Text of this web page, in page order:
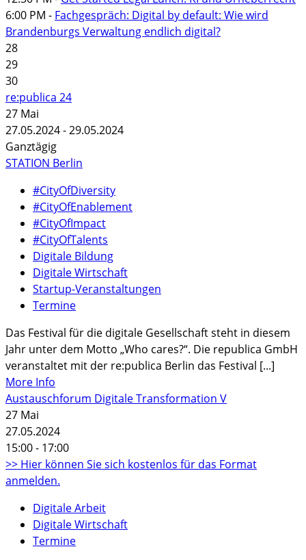
6:00 PM - Fachgespräch: Digital by default: Wie wird
Brandenburgs Verwaltung endlich digital?
28
29
30
re:publica 24
27 Mai
27.05.2024 - 29.05.2024
Ganztägig
STATION Berlin
#CityOfDiversity
#CityOfEnablement
#CityOfImpact
#CityOfTalents
Digitale Bildung
Digitale Wirtschaft
Startup-Veranstaltungen
Termine
Das Festival für die digitale Gesellschaft steht in diesem
Jahr unter dem Motto „Who cares?“. Die republica GmbH
veranstaltet mit der re:publica Berlin das Festival [...]
More Info
Austauschforum Digitale Transformation V
27 Mai
27.05.2024
15:00 - 17:00
>> Hier können Sie sich kostenlos für das Format
anmelden.
Digitale Arbeit
Digitale Wirtschaft
Termine